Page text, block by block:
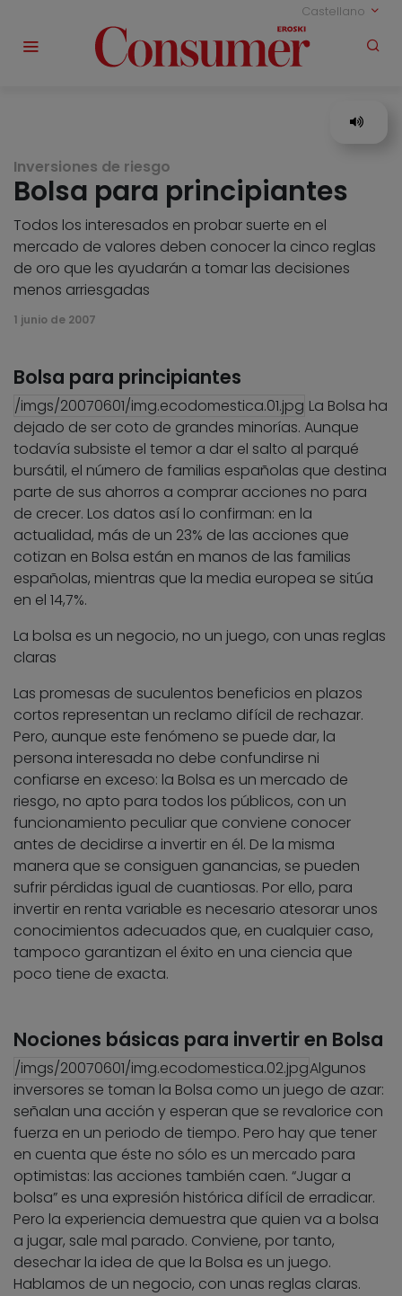
Castellano
Inversiones de riesgo
Bolsa para principiantes
Todos los interesados en probar suerte en el
mercado de valores deben conocer la cinco reglas
de oro que les ayudarán a tomar las decisiones
menos arriesgadas
1 junio de 2007
Bolsa para principiantes
/imgs/20070601/img.ecodomestica.01.jpg La Bolsa ha
dejado de ser coto de grandes minorías. Aunque
todavía subsiste el temor a dar el salto al parqué
bursátil, el número de familias españolas que destina
parte de sus ahorros a comprar acciones no para
de crecer. Los datos así lo confirman: en la
actualidad, más de un 23% de las acciones que
cotizan en Bolsa están en manos de las familias
españolas, mientras que la media europea se sitúa
en el 14,7%.
La bolsa es un negocio, no un juego, con unas reglas
claras
Las promesas de suculentos beneficios en plazos
cortos representan un reclamo difícil de rechazar.
Pero, aunque este fenómeno se puede dar, la
persona interesada no debe confundirse ni
confiarse en exceso: la Bolsa es un mercado de
riesgo, no apto para todos los públicos, con un
funcionamiento peculiar que conviene conocer
antes de decidirse a invertir en él. De la misma
manera que se consiguen ganancias, se pueden
sufrir pérdidas igual de cuantiosas. Por ello, para
invertir en renta variable es necesario atesorar unos
conocimientos adecuados que, en cualquier caso,
tampoco garantizan el éxito en una ciencia que
poco tiene de exacta.
Nociones básicas para invertir en Bolsa
/imgs/20070601/img.ecodomestica.02.jpgAlgunos
inversores se toman la Bolsa como un juego de azar:
señalan una acción y esperan que se revalorice con
fuerza en un periodo de tiempo. Pero hay que tener
en cuenta que éste no sólo es un mercado para
optimistas: las acciones también caen. “Jugar a
bolsa” es una expresión histórica difícil de erradicar.
Pero la experiencia demuestra que quien va a bolsa
a jugar, sale mal parado. Conviene, por tanto,
desechar la idea de que la Bolsa es un juego.
Hablamos de un negocio, con unas reglas claras.